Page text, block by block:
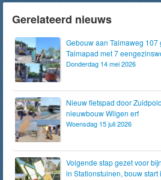
Gerelateerd nieuws
Gebouw aan Talmaweg
Talmapad met 7
Donderdag 14 mei 2026
Nieuw fietspad door
nieuwbouw Wilgen erf
Woensdag 15 juli 2026
Volgende stap gezet voor
in Stationstuinen, bouw start